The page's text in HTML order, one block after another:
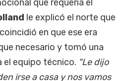
que requería el
le explicó el norte que
en que ese era
necesario y tomó una
el equipo técnico. "Le dijo
irse a casa y nos vamos